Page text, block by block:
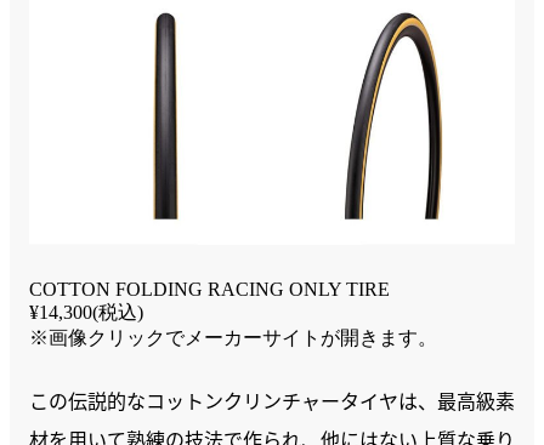
COTTON FOLDING RACING ONLY TIRE
¥14,300(税込)
※画像クリックでメーカーサイトが開きます。
この伝説的なコットンクリンチャータイヤは、最高級素
材を用いて熟練の技法で作られ、他にはない上質な乗り